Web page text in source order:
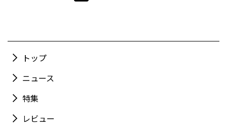
トップ
ニュース
特集
レビュー